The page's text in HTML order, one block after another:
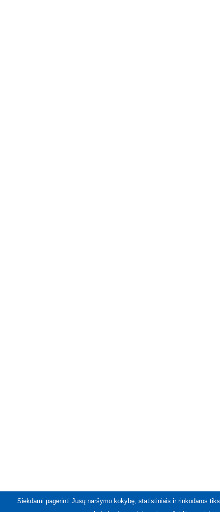
Siekdami pagerinti Jūsų naršymo kokybę, statistiniais ir rinkodaros